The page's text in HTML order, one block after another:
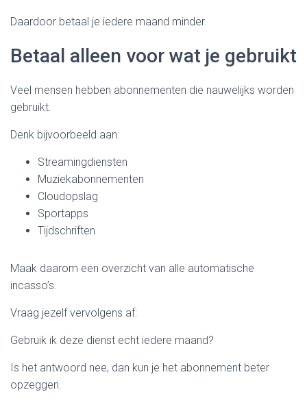
Daardoor betaal je iedere maand minder.
Betaal alleen voor wat je gebruikt
Veel mensen hebben abonnementen die nauwelijks worden
gebruikt.
Denk bijvoorbeeld aan:
Streamingdiensten
Muziekabonnementen
Cloudopslag
Sportapps
Tijdschriften
Maak daarom een overzicht van alle automatische
incasso’s.
Vraag jezelf vervolgens af:
Gebruik ik deze dienst echt iedere maand?
Is het antwoord nee, dan kun je het abonnement beter
opzeggen.